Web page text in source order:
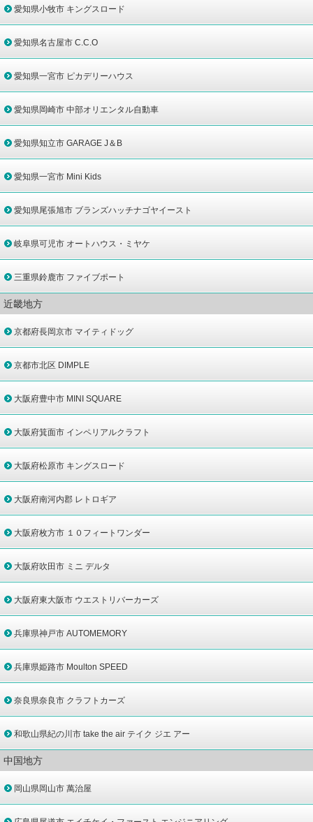
愛知県小牧市 キングスロード
愛知県名古屋市 C.C.O
愛知県一宮市 ピカデリーハウス
愛知県岡崎市 中部オリエンタル自動車
愛知県知立市 GARAGE J＆B
愛知県一宮市 Mini Kids
愛知県尾張旭市 ブランズハッチナゴヤイースト
岐阜県可児市 オートハウス・ミヤケ
三重県鈴鹿市 ファイブポート
近畿地方
京都府長岡京市 マイティドッグ
京都市北区 DIMPLE
大阪府豊中市 MINI SQUARE
大阪府箕面市 インペリアルクラフト
大阪府松原市 キングスロード
大阪府南河内郡 レトロギア
大阪府枚方市 １０フィートワンダー
大阪府吹田市 ミニ デルタ
大阪府東大阪市 ウエストリバーカーズ
兵庫県神戸市 AUTOMEMORY
兵庫県姫路市 Moulton SPEED
奈良県奈良市 クラフトカーズ
和歌山県紀の川市 take the air テイク ジエ アー
中国地方
岡山県岡山市 萬治屋